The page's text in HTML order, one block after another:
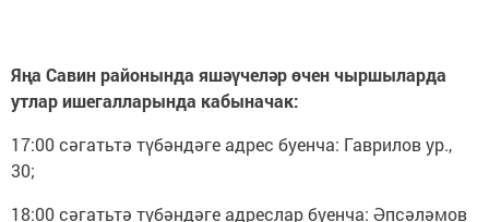
Яңа Савин районында яшәүчеләр өчен чыршыларда
утлар ишегалларында кабыначак:
17:00 сәгатьтә түбәндәге адрес буенча: Гаврилов ур.,
30;
18:00 сәгатьтә түбәндәге адреслар буенча: Әпсәләмов